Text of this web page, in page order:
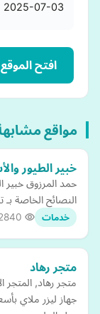
2025-07-03
افتح الموقع
مواقع
خبير الطيور
حمد المرزوق خبير
النصائح الخاصة بـ
خدمات
متجر رهاد
متجر رهاد, المتجر
جهاز ليزر ملاي